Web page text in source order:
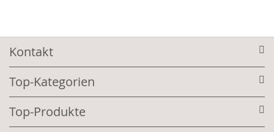
Kontakt
Top-Kategorien
Top-Produkte